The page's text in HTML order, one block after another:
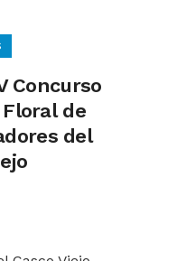
Concurso
de
del